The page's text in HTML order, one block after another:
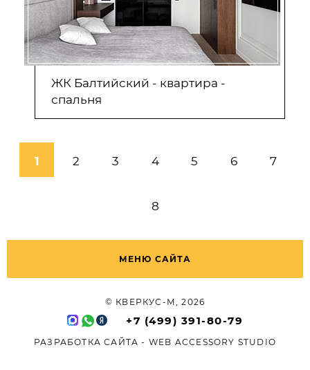
ЖК Балтийский - квартира -
спальня
1 2 3 4 5 6 7
8
МЕНЮ САЙТА
© КВЕРКУС-М, 2026
+7 (499) 391-80-79
РАЗРАБОТКА САЙТА - WEB ACCESSORY STUDIO